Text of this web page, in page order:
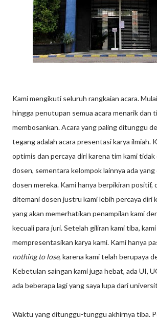
Kami mengikuti seluruh rangkaian acara.
hingga penutupan semua acara menarik dan
membosankan. Acara yang paling ditunggu
tegang adalah acara presentasi karya ilmiah.
optimis dan percaya diri karena tim kami
dosen, sementara kelompok lainnya ada
dosen mereka. Kami hanya berpikiran positif,
ditemani dosen justru kami lebih percaya diri
yang akan memerhatikan penampilan kami
kecuali para juri. Setelah giliran kami tiba,
mempresentasikan karya kami. Kami hanya
nothing to lose, karena kami telah berupaya
Kebetulan saingan kami juga hebat, ada UI,
ada beberapa lagi yang saya lupa dari
Waktu yang ditunggu-tunggu akhirnya tiba.